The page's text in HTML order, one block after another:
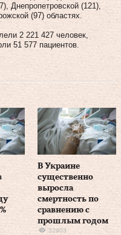
Днепропетровской (121),
(97) областях.
2 221 427 человек,
51 577 пациентов.
В Украине
существенно
выросла
смертность по
сравнению с
прошлым годом
32903